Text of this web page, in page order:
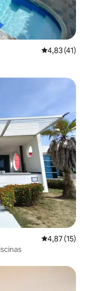
4,83 de uma
4,83 (41)
4,87 de uma
4,87 (15)